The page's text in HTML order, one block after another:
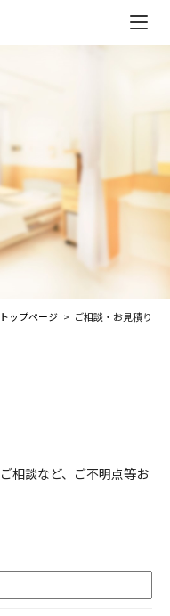
ご相談など、 ご不明点等お
トップページ ご相談・お見積り